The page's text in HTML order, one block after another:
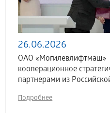
26.06.2026
ОАО «Могилевлифтмаш»
кооперационное
партнерами из
Подробнее